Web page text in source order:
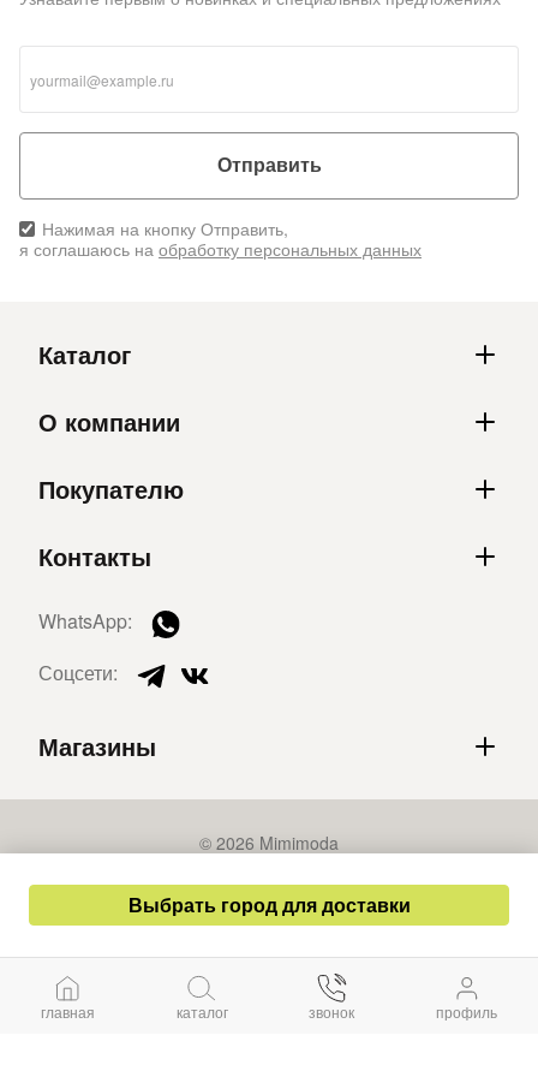
Выбрать город для доставки
Отправить
Нажимая на кнопку Отправить,
я соглашаюсь на обработку персональных данных
Каталог
О компании
Покупателю
Контакты
WhatsApp:
Соцсети:
Магазины
© 2026 Mimimoda
Политика конфиденциальности
Разработка сайта – СайтКрафт
главная каталог звонок профиль